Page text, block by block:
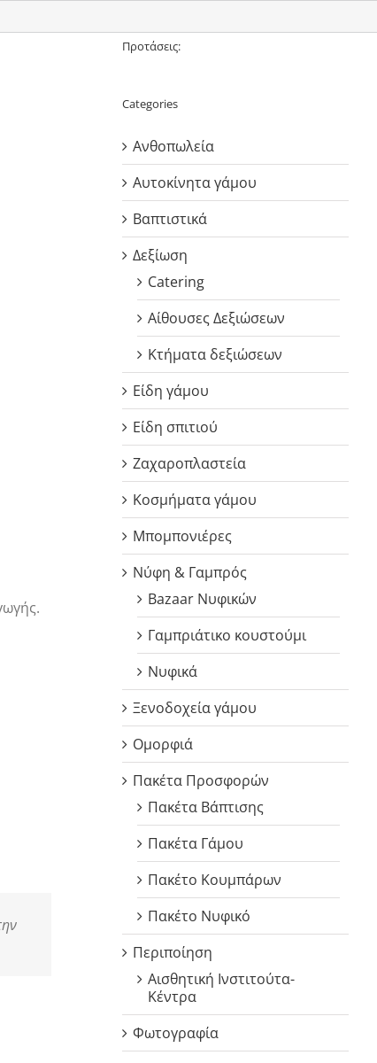
Προτάσεις:
Categories
Ανθοπωλεία
Αυτοκίνητα γάμου
Βαπτιστικά
Δεξίωση
Catering
Αίθουσες Δεξιώσεων
Κτήματα δεξιώσεων
Είδη γάμου
Είδη σπιτιού
Ζαχαροπλαστεία
Κοσμήματα γάμου
Μπομπονιέρες
Νύφη & Γαμπρός
Bazaar Νυφικών
Γαμπριάτικο κουστούμι
Νυφικά
Ξενοδοχεία γάμου
Ομορφιά
Πακέτα Προσφορών
Πακέτα Βάπτισης
Πακέτα Γάμου
Πακέτο Κουμπάρων
Πακέτο Νυφικό
Περιποίηση
Αισθητική Ινστιτούτα-
Κέντρα
Φωτογραφία